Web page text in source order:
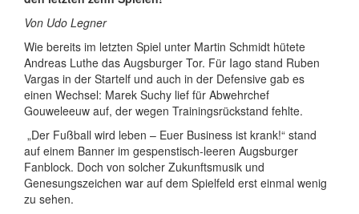
Von Udo Legner
Wie bereits im letzten Spiel unter Martin Schmidt hütete
Andreas Luthe das Augsburger Tor. Für Iago stand Ruben
Vargas in der Startelf und auch in der Defensive gab es
einen Wechsel: Marek Suchy lief für Abwehrchef
Gouweleeuw auf, der wegen Trainingsrückstand fehlte.
„Der Fußball wird leben – Euer Business ist krank!“ stand
auf einem Banner im gespenstisch-leeren Augsburger
Fanblock. Doch von solcher Zukunftsmusik und
Genesungszeichen war auf dem Spielfeld erst einmal wenig
zu sehen.